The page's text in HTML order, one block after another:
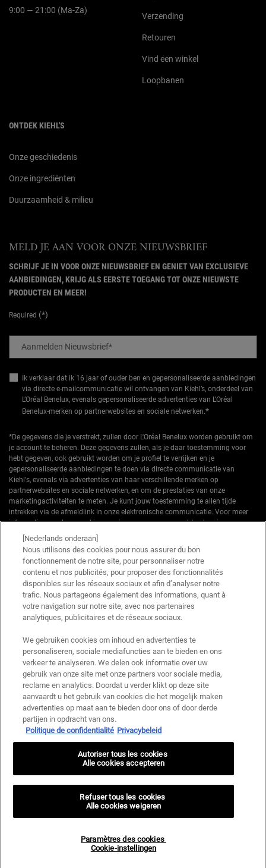
9:00 — 21:00 (Ma-Za)
Verzending
Retouren
Vind een winkel
Loopbanen
ONTDEK KIEHL'S
Onze geschiedenis
Onze ingrediënten
Duurzaamheid & milieu
MELD JE AAN VOOR ONZE NIEUWSBRIEF
SCHRIJF JE IN VOOR ONZE NIEUWSBRIEF EN GENIET VAN EXCLUSIEVE
AANBIEDINGEN, KRIJG ALS EERSTE TOEGANG TOT ONZE NIEUWSTE
PRODUCTEN EN MEER!
Required (*)
Aanmelden Nieuwsbrief*
Ik verklaar dat ik 16 jaar of ouder ben en gepersonaliseerde aanbiedingen
via directe e-mailcommunicatie wil ontvangen van Kiehl’s, onderdeel van
L’Oréal Benelux, evenals gepersonaliseerde advertenties van L’Oréal
Benelux-merken op partnerwebsites en sociale netwerken.*
*De gegevens die je verstrekt, zullen door L'Oréal Benelux worden gebruikt om
je account te beheren. Deze gegevens zullen, als je daar toestemming voor
hebt gegeven, ook gebruikt worden om je profiel te verrijken en je
gepersonaliseerde aanbiedingen te doen via directe communicatie van
Kiehl's, evenals via advertenties van haar verschillende merken op
partnerwebsites en sociale netwerken, en om de prestaties van onze
marketingactiviteiten te meten. Je kunt jouw toestemming te allen tijde
intrekken via de afmeldlink in onze elektronische communicatie. Voor meer
informatie over de verwerking van jouw gegevens en rechten kun je ons
privacybeleid
raadplegen.
*Welkomstaanbieding geldig voor een eerste bestelling. Niet cumuleerbaar
met andere aanbiedingen of promoties, maar wel cumuleerbaar met «
Cadeau bij aankoop » aanbiedingen. Beperkt tot één keer te gebruiken per
klant. Niet geldig op limited editions en bundels.
Deze site wordt beschermd door Cloudflare en het privacybeleid en de
gebruiksvoorwaarden zijn van toepassing.
AANMELDEN
Fabrikantinformatie
KIEHL'S
14, rue Royale - 75008 Paris France
kiehls@be.oaccare.com
AANKOOPOPTIE
© 2026 KIEHL’S SINCE 1851
Paramètres des cookies <br> Cookie-instellingen
[Nederlands onderaan]
Nous utilisons des cookies pour nous assurer du bon
fonctionnement de notre site, pour personnaliser notre
contenu et nos publicités, pour proposer des fonctionnalités
disponibles sur les réseaux sociaux et afin d’analyser notre
trafic. Nous partageons également des informations, quant à
votre navigation sur notre site, avec nos partenaires
analytiques, publicitaires et de réseaux sociaux.
We gebruiken cookies om inhoud en advertenties te
personaliseren, sociale mediafuncties aan te bieden en ons
verkeer te analyseren. We delen ook informatie over uw
gebruik van onze site met onze partners voor sociale media,
reclame en analytics. Doordat u verder klikt op deze site
aanvaardt u het gebruik van cookies die het mogelijk maken
advertenties op maat aan te bieden door ons of door derde
partijen in opdracht van ons.
Politique de confidentialité Privacybeleid
Paramètres des cookies
Cookie-instellingen
Refuser tous les cookies
Alle cookies weigeren
Autoriser tous les cookies
Alle cookies accepteren